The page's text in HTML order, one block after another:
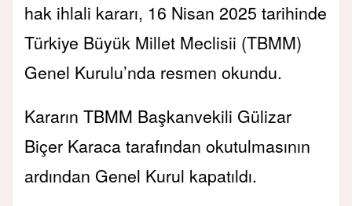
hak ihlali kararı, 16 Nisan 2025 tarihinde
Türkiye Büyük Millet Meclisii (TBMM)
Genel Kurulu’nda resmen okundu.
Kararın TBMM Başkanvekili Gülizar
Biçer Karaca tarafından okutulmasının
ardından Genel Kurul kapatıldı.